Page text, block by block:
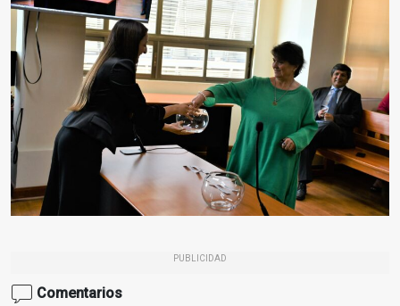
PUBLICIDAD
Comentarios